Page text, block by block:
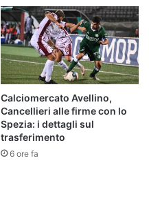
Calciomercato Avellino,
Cancellieri alle firme con lo
Spezia: i dettagli sul
trasferimento
6 ore fa